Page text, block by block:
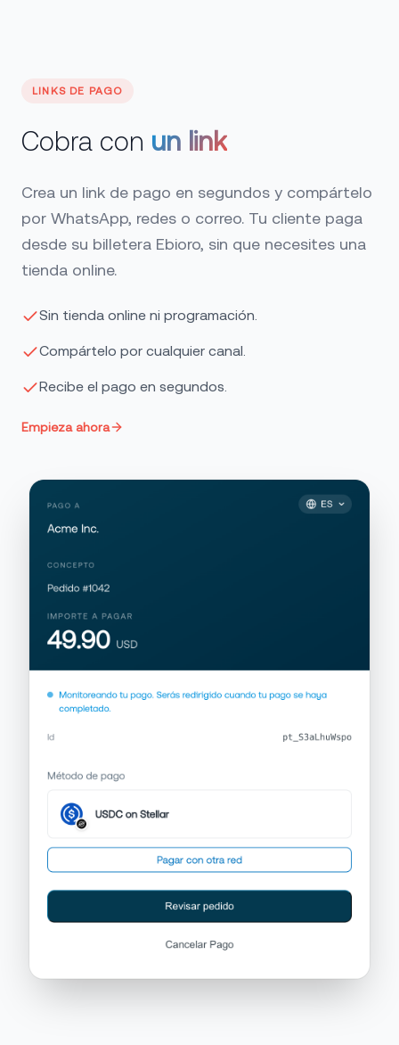
LINKS DE PAGO
Cobra con un link
Crea un link de pago en segundos y compártelo
por WhatsApp, redes o correo. Tu cliente paga
desde su billetera Ebioro, sin que necesites una
tienda online.
Sin tienda online ni programación.
Compártelo por cualquier canal.
Recibe el pago en segundos.
Empieza ahora